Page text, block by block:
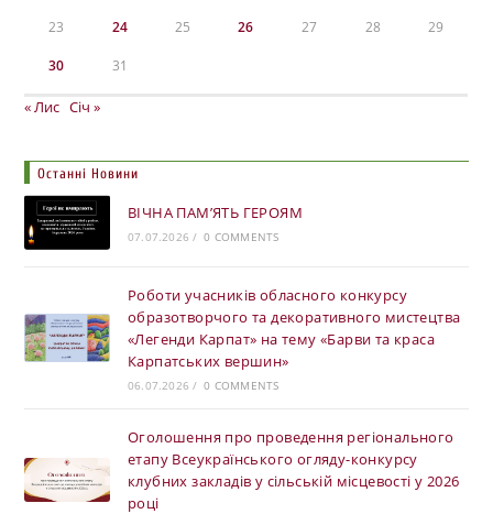
23 24 25 26 27 28 29
30 31
« Лис Січ »
Останні Новини
ВІЧНА ПАМ’ЯТЬ ГЕРОЯМ
07.07.2026 / 0 COMMENTS
Роботи учасників обласного конкурсу
образотворчого та декоративного мистецтва
«Легенди Карпат» на тему «Барви та краса
Карпатських вершин»
06.07.2026 / 0 COMMENTS
Оголошення про проведення регіонального
етапу Всеукраїнського огляду-конкурсу
клубних закладів у сільській місцевості у 2026
році